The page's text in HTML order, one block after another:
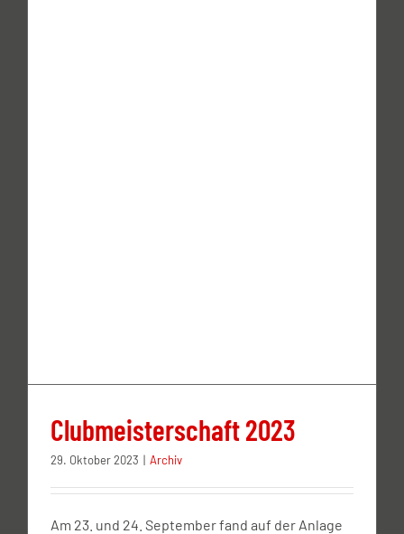
Clubmeisterschaft 2023
29. Oktober 2023 | Archiv
Am 23. und 24. September fand auf der Anlage